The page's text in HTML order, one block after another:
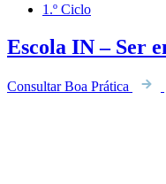
1.º Ciclo
Escola IN – Ser
Consultar Boa Prática